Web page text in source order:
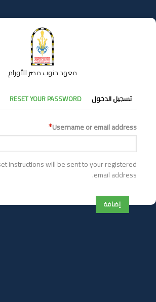
إلى
المحتوى
معهد جنوب مصر للأورام
التبويبات
الأساسية
تسجيل الدخول RESET YOUR PASSWORD
Username or email address
instructions will be sent to your registered
email address.